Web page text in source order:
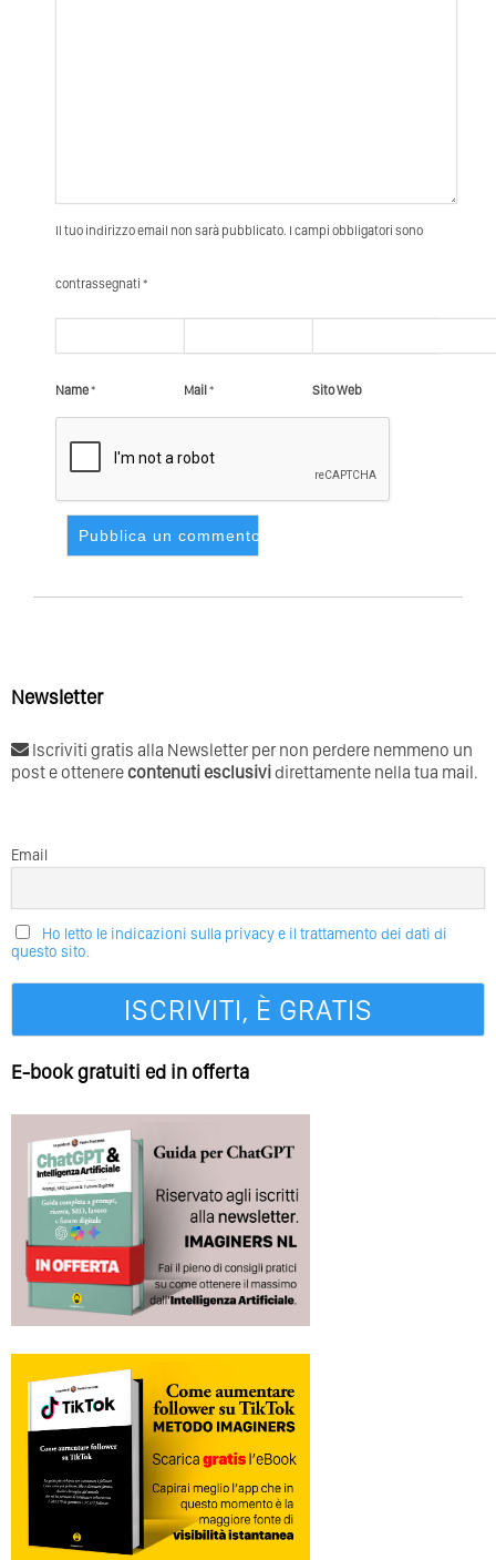
Il tuo indirizzo email non sarà pubblicato. I campi obbligatori sono
contrassegnati *
Name* Mail* Sito Web
Newsletter
Iscriviti gratis alla Newsletter per non perdere nemmeno un
post e ottenerecontenuti esclusividirettamente nella tua mail.
Email
Ho letto le indicazioni sulla privacy e il trattamento dei dati di
questo sito.
E-book gratuiti ed in offerta